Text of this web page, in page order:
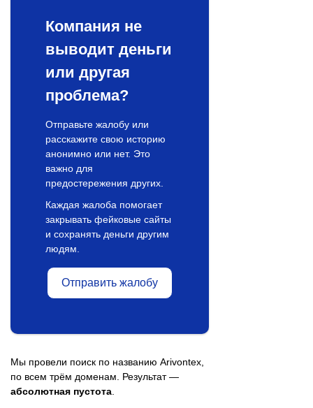
Компания не
выводит деньги
или другая
проблема?
Отправьте жалобу или
расскажите свою историю
анонимно или нет. Это
важно для
предостережения других.
Каждая жалоба помогает
закрывать фейковые сайты
и сохранять деньги другим
людям.
Отправить жалобу
Мы провели поиск по названию Arivontex,
по всем трём доменам. Результат —
абсолютная пустота